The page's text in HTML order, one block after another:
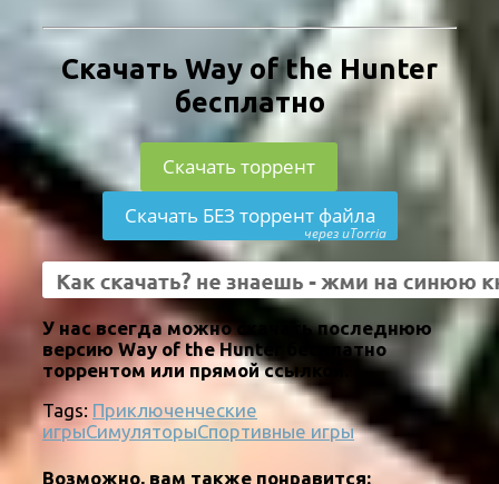
Скачать Way of the Hunter
бесплатно
Скачать торрент
Скачать БЕЗ торрент файла
через uTorria
У нас всегда можно скачать последнюю
версию Way of the Hunter бесплатно
торрентом или прямой ссылкой.
Tags: Приключенческие
игрыСимуляторыСпортивные игры
Возможно, вам также понравится: